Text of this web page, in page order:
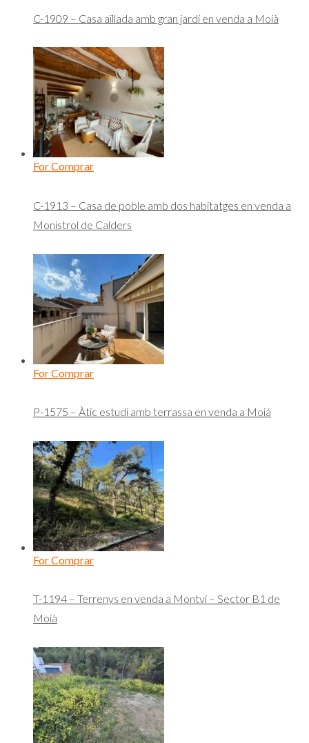
C-1909 – Casa aïllada amb gran jardí en venda a Moià
For Comprar
C-1913 – Casa de poble amb dos habitatges en venda a
Monistrol de Calders
For Comprar
P-1575 – Àtic estudi amb terrassa en venda a Moià
For Comprar
T-1194 – Terrenys en venda a Montví – Sector B1 de
Moià